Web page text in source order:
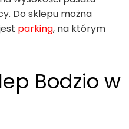
Do sklepu można
parking, na którym
Bodzio w